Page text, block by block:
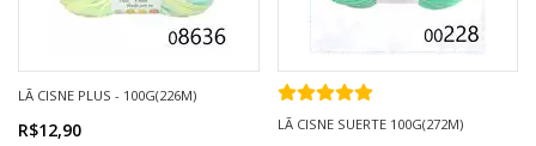
LÃ CISNE PLUS - 100G(226M)
R$12,90 LÃ CISNE SUERTE 100G(272M)